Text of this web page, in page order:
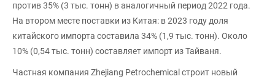
против 35% (3 тыс. тонн) в аналогичный период 2022 года.
На втором месте поставки из Китая: в 2023 году доля
китайского импорта составила 34% (1,9 тыс. тонн). Около
10% (0,54 тыс. тонн) составляет импорт из Тайваня.
Частная компания Zhejiang Petrochemical строит новый